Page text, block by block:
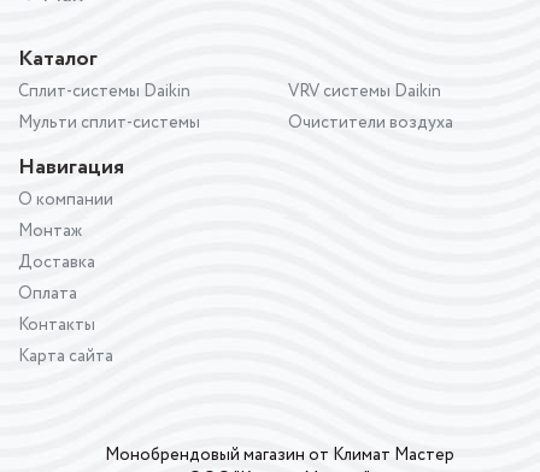
Каталог
Сплит-системы Daikin
Мульти сплит-системы
VRV системы Daikin
Очистители воздуха
Навигация
О компании
Монтаж
Доставка
Оплата
Контакты
Карта сайта
Монобрендовый магазин от Климат Мастер